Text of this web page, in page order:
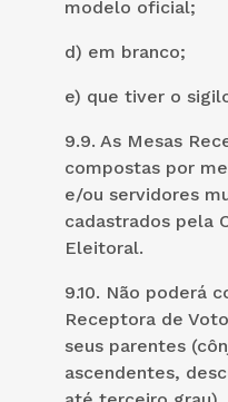
modelo oficial;
d) em branco;
e) que tiver o
9.9. As Mesas
compostas por
e/ou servidores
cadastrados pela
Eleitoral.
9.10. Não poderá
Receptora de
seus parentes
ascendentes,